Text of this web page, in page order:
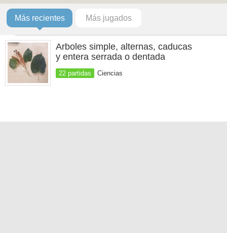
Más recientes Más jugados
Arboles simple, alternas, caducas
y entera serrada o dentada
22 partidas Ciencias